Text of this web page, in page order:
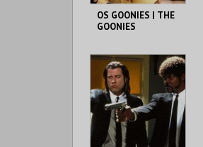
OS GOONIES | THE
GOONIES
CAPITÓLIO.
MAIS INFO
COMPRAR